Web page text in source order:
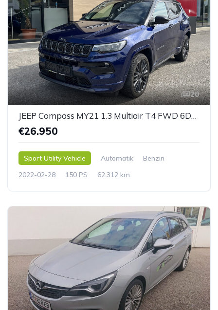
20
JEEP Compass MY21 1.3 Multiair T4 FWD 6DDCT S
€26.950
Sport Utility Vehicle Automatik
Benzin
2022-02-28
150 PS 62.312 km